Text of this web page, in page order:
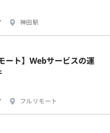
神田駅
ート】Webサービスの運
フルリモート